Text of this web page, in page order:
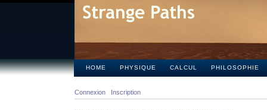
HOME PHYSIQUE CALCUL PHILOSOPHIE
Connexion Inscription